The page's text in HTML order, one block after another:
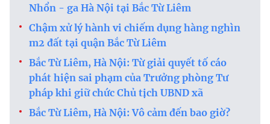
Nhổn - ga Hà Nội tại Bắc Từ Liêm
Chậm xử lý hành vi chiếm dụng hàng nghìn
m2 đất tại quận Bắc Từ Liêm
Bắc Từ Liêm, Hà Nội: Từ giải quyết tố cáo
phát hiện sai phạm của Trưởng phòng Tư
pháp khi giữ chức Chủ tịch UBND xã
Bắc Từ Liêm, Hà Nội: Vô cảm đến bao giờ?